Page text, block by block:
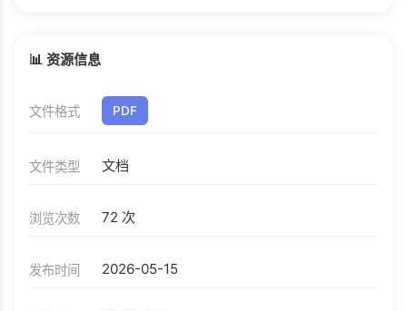
📊 资源信息
文件格式 PDF
文件类型 文档
浏览次数 72 次
发布时间 2026-05-15